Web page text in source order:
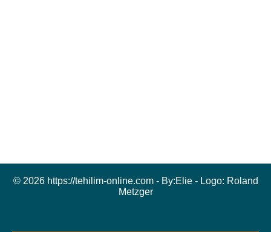
© 2026 https://tehilim-online.com - By:Elie- Logo: Roland
Metzger